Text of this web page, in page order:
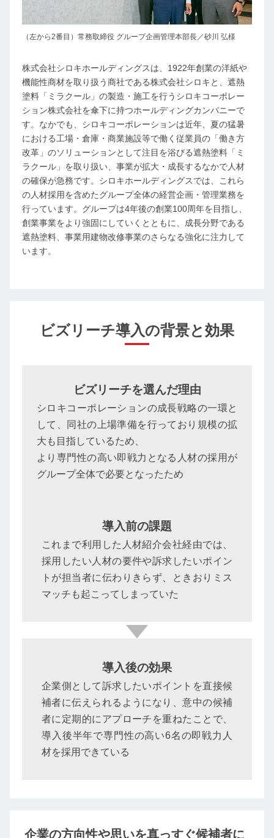
（左から2番目）常務取締役 グループ企画管理本部長／砂川 弘様
株式会社シロキホールディングスは、1922年創業の洋紙や
機能性商材を取り扱う商社である株式会社シロキと、遮熱
塗料「ミラクール」の製造・施工を行うシロキコーポレー
ション株式会社を傘下に持つホールディングカンパニーで
す。なかでも、シロキコーポレーションは近年、夏の猛暑
における工場・倉庫・商業施設等で働く従業員の「働き方
改革」のソリューションとして注目を浴びる遮熱塗料「ミ
ラクール」を取り扱い、事業が拡大・成長するなかで人材
の確保が急務です。シロキホールディングスでは、これら
の人材採用を含めたグループ全体の経営企画・管理業務を
行っています。グループは4年後の創業100周年を目指し、
創業事業をより強固にしていくとともに、成長分野である
遮熱塗料、事業用建物改修事業のさらなる強化に注力して
います。
ビズリーチ導入の背景と効果
ビズリーチを選んだ理由
シロキコーポレーションの成長戦略の一環と
して、同社の上場準備を行っており規模の拡
大も目指しているため、
より専門性の高い即戦力となる人材の採用が
グループ全体で必要となったため
導入前の課題
これまで利用した人材紹介会社経由では、
採用したい人材の要件や訴求したいポイン
トが担当者に伝わりきらず、ときおりミス
マッチも起こってしまっていた
導入後の効果
企業側として訴求したいポイントを直接候
補者に伝えられるようになり、意中の候補
者に定期的にアプローチを重ねたことで、
導入後半年で専門性の高い6名の即戦力人
材を採用できている
企業の方向性や思いを真っすぐ候補者に